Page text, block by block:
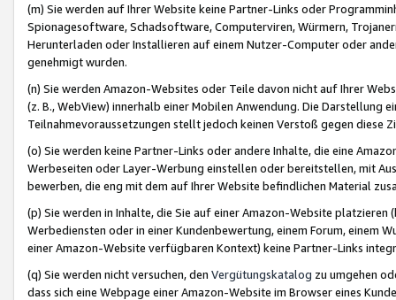
(m) Sie werden auf Ihrer Website keine Partner-Links oder
Spionagesoftware, Schadsoftware, Computerviren, Würmern,
Herunterladen oder Installieren auf einem Nutzer-Computer oder
genehmigt wurden.
(n) Sie werden Amazon-Websites oder Teile davon nicht auf Ihrer
(z. B., WebView) innerhalb einer Mobilen Anwendung. Die Darstellung
Teilnahmevoraussetzungen stellt jedoch keinen Verstoß gegen diese
(o) Sie werden keine Partner-Links oder andere Inhalte, die eine
Werbeseiten oder Layer-Werbung einstellen oder bereitstellen, mit
bewerben, die eng mit dem auf Ihrer Website befindlichen Material
(p) Sie werden in Inhalte, die Sie auf einer Amazon-Website
Werbediensten oder in einer Kundenbewertung, einem Forum, einem
einer Amazon-Website verfügbaren Kontext) keine Partner-Links
(q) Sie werden nicht versuchen, den Vergütungskatalog zu umgehen
dass sich eine Webpage einer Amazon-Website im Browser eines